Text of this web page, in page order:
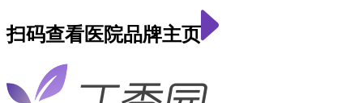
扫码查看医院品牌主页